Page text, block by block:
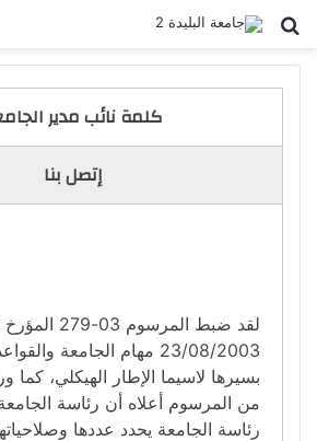
بحث عن
كلمة نائب مدير
إتصل بنا
لقد ضبط المرسوم 03-
23/08/2003 مهام الجامعة
من المرسوم أعلاه أن رئاسة
رئاسة الجامعة يحدد عددها